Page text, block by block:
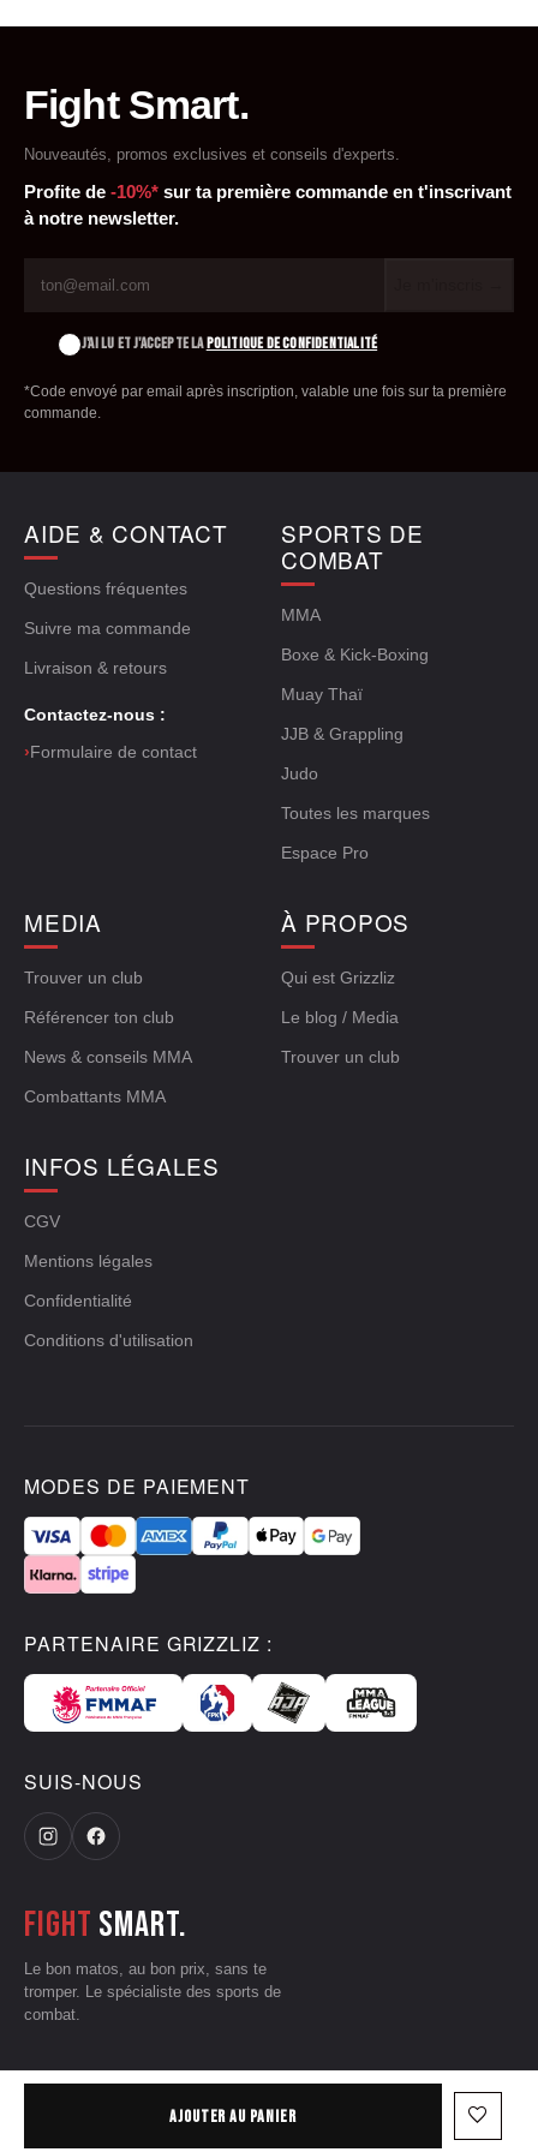
AJOUTER AU PANIER favorite_border
Fight Smart.
Nouveautés, promos exclusives et conseils d'experts.
Profite de -10%* sur ta première commande en t'inscrivant
à notre newsletter.
J'AI LU ET J'ACCEPTE LAPOLITIQUE DE CONFIDENTIALITÉ
*Code envoyé par email après inscription, valable une fois sur ta première
commande.
AIDE & CONTACT
Questions fréquentes
Suivre ma commande
Livraison & retours
Contactez-nous :
›Formulaire de contact
SPORTS DE
COMBAT
MMA
Boxe & Kick-Boxing
Muay Thaï
JJB & Grappling
Judo
Toutes les marques
Espace Pro
MEDIA
Trouver un club
Référencer ton club
News & conseils MMA
Combattants MMA
À PROPOS
Qui est Grizzliz
Le blog / Media
Trouver un club
INFOS LÉGALES
CGV
Mentions légales
Confidentialité
Conditions d'utilisation
MODES DE PAIEMENT
PARTENAIRE GRIZZLIZ :
SUIS-NOUS
Fight smart.
Le bon matos, au bon prix, sans te
tromper. Le spécialiste des sports de
combat.
Mentions légales•Données personnelles
Conditions d'utilisation